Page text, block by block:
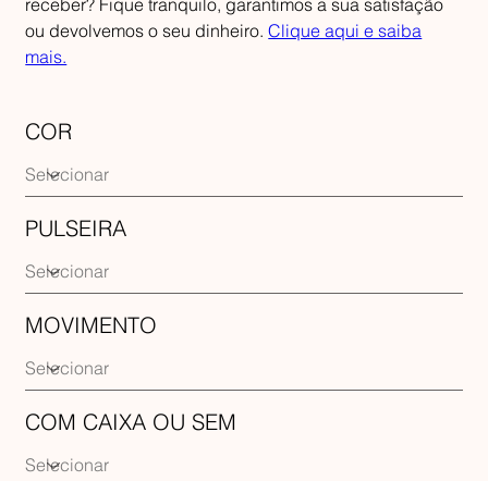
ou devolvemos o seu dinheiro.Clique aqui e saiba
mais.
COR
PULSEIRA
MOVIMENTO
COM CAIXA OU SEM